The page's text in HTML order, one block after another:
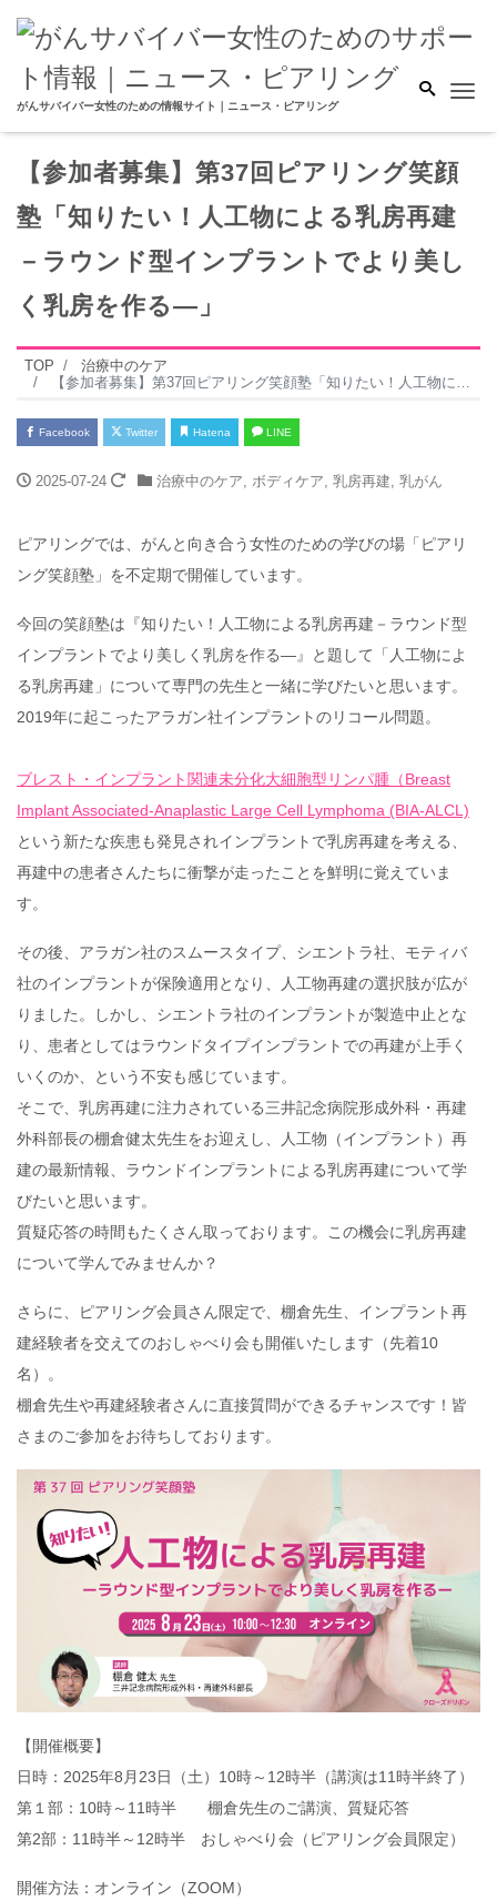
がんサバイバー女性のための情報サイト｜ニュース・ピアリング
【参加者募集】第37回ピアリング笑顔
塾「知りたい！人工物による乳房再建
－ラウンド型インプラントでより美し
く乳房を作る―」
TOP
治療中のケア
【参加者募集】第37回ピアリング笑顔塾「知りたい！人工物による乳房再建－ラウンド型インプラントでより美しく乳房を作る―」
Facebook Twitter Hatena LINE
2025-07-24 治療中のケア, ボディケア, 乳房再建, 乳がん
ピアリングでは、がんと向き合う女性のための学びの場「ピアリ
ング笑顔塾」を不定期で開催しています。
今回の笑顔塾は『知りたい！人工物による乳房再建－ラウンド型
インプラントでより美しく乳房を作る―』と題して「人工物によ
る乳房再建」について専門の先生と一緒に学びたいと思います。
2019年に起こったアラガン社インプラントのリコール問題。
ブレスト・インプラント関連未分化大細胞型リンパ腫（Breast
Implant Associated-Anaplastic Large Cell Lymphoma (BIA-ALCL)
という新たな疾患も発見されインプラントで乳房再建を考える、
再建中の患者さんたちに衝撃が走ったことを鮮明に覚えていま
す。
その後、アラガン社のスムースタイプ、シエントラ社、モティバ
社のインプラントが保険適用となり、人工物再建の選択肢が広が
りました。しかし、シエントラ社のインプラントが製造中止とな
り、患者としてはラウンドタイプインプラントでの再建が上手く
いくのか、という不安も感じています。
そこで、乳房再建に注力されている三井記念病院形成外科・再建
外科部長の棚倉健太先生をお迎えし、人工物（インプラント）再
建の最新情報、ラウンドインプラントによる乳房再建について学
びたいと思います。
質疑応答の時間もたくさん取っております。この機会に乳房再建
について学んでみませんか？
さらに、ピアリング会員さん限定で、棚倉先生、インプラント再
建経験者を交えてのおしゃべり会も開催いたします（先着10
名）。
棚倉先生や再建経験者さんに直接質問ができるチャンスです！皆
さまのご参加をお待ちしております。
【開催概要】
日時：2025年8月23日（土）10時～12時半（講演は11時半終了）
第１部：10時～11時半 棚倉先生のご講演、質疑応答
第2部：11時半～12時半 おしゃべり会（ピアリング会員限定）
開催方法：オンライン（ZOOM）